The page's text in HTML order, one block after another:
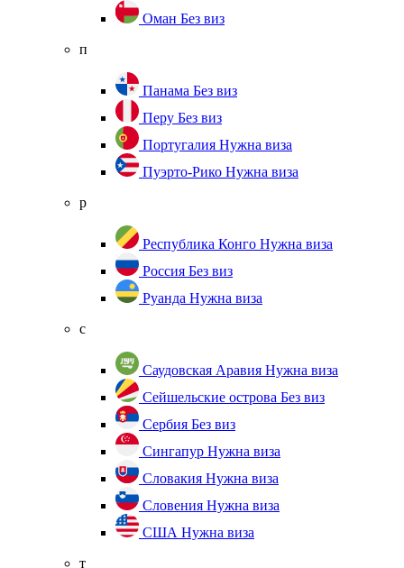
Оман Без виз
п
Панама Без виз
Перу Без виз
Португалия Нужна виза
Пуэрто-Рико Нужна виза
р
Республика Конго Нужна виза
Россия Без виз
Руанда Нужна виза
с
Саудовская Аравия Нужна виза
Сейшельские острова Без виз
Сербия Без виз
Сингапур Нужна виза
Словакия Нужна виза
Словения Нужна виза
США Нужна виза
т